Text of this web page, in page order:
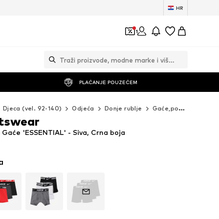
HR
1
PLAĆANJE POUZEĆEM
Djeca (vel. 92-140) Odjeća Donje rublje Gaće,potkošulje i bodiji
'ESSENTIAL' - Siva, Crna boja